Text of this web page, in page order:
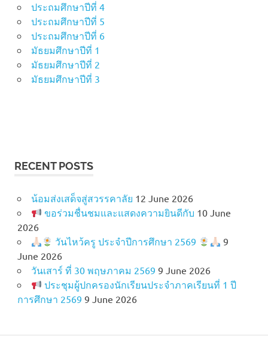
ประถมศึกษาปีที่ 4
ประถมศึกษาปีที่ 5
ประถมศึกษาปีที่ 6
มัธยมศึกษาปีที่ 1
มัธยมศึกษาปีที่ 2
มัธยมศึกษาปีที่ 3
RECENT POSTS
น้อมส่งเสด็จสู่สวรรคาลัย 12 June 2026
ขอร่วมชื่นชมและแสดงความยินดีกับ 10 June
2026
วันไหว้ครู ประจำปีการศึกษา 2569
9
June 2026
วันเสาร์ ที่ 30 พฤษภาคม 2569 9 June 2026
ประชุมผู้ปกครองนักเรียนประจำภาคเรียนที่ 1 ปี
การศึกษา 2569 9 June 2026